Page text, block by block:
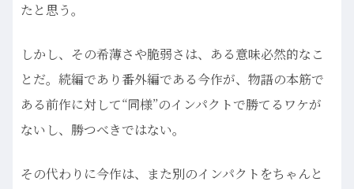
たと思う。
しかし、その希薄さや脆弱さは、ある意味必然的なこ
とだ。続編であり番外編である今作が、物語の本筋で
ある前作に対して“同様”のインパクトで勝てるワケが
ないし、勝つべきではない。
その代わりに今作は、また別のインパクトをちゃんと